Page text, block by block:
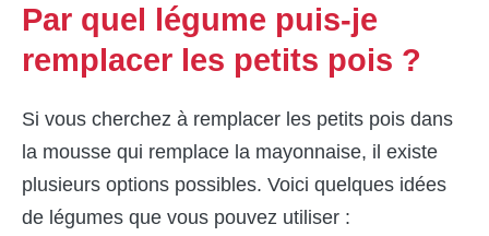
Par quel légume puis-je
remplacer les petits pois ?
Si vous cherchez à remplacer les petits pois dans
la mousse qui remplace la mayonnaise, il existe
plusieurs options possibles. Voici quelques idées
de légumes que vous pouvez utiliser :